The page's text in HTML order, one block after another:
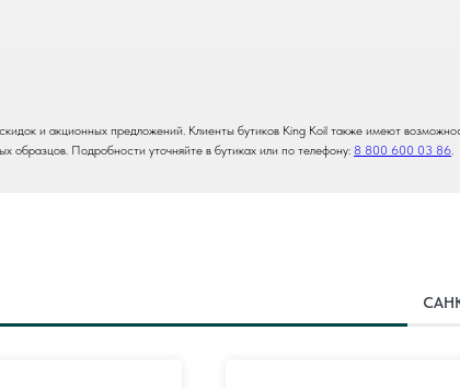
и акционных предложений. Клиенты бутиков King Koil также имеют
образцов. Подробности уточняйте в бутиках или по телефону: 8 800 600 03 86.